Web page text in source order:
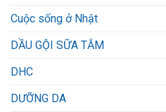
Cuộc sống ở Nhật
DẦU GỘI SỮA TẮM
DHC
DƯỠNG DA